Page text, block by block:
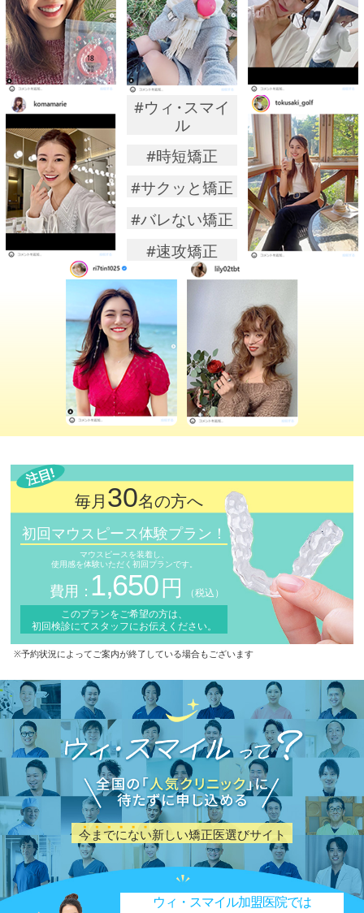
#ウィ ・スマイ
ル
#時短矯正
#サクッと矯正
#バレない矯正
#速攻矯正
注目!
毎月30名の方へ
初回マウスピース体験プラン！
マウスピースを装着し、
使用感を体験いただく初回プランです。
費用：1,650円 （税込）
このプランをご希望の方は、
初回検診にてスタッフにお伝えください。
※予約状況によってご案内が終了している場合もございます
今までにない新しい矯正医選びサイト
ウィ ・ スマイル加盟医院では